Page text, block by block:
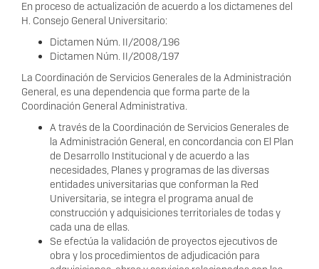
En proceso de actualización de acuerdo a los dictamenes del
H. Consejo General Universitario:
Dictamen Núm. II/2008/196
Dictamen Núm. II/2008/197
La Coordinación de Servicios Generales de la Administración
General, es una dependencia que forma parte de la
Coordinación General Administrativa.
A través de la Coordinación de Servicios Generales de
la Administración General, en concordancia con El Plan
de Desarrollo Institucional y de acuerdo a las
necesidades, Planes y programas de las diversas
entidades universitarias que conforman la Red
Universitaria, se integra el programa anual de
construcción y adquisiciones territoriales de todas y
cada una de ellas.
Se efectúa la validación de proyectos ejecutivos de
obra y los procedimientos de adjudicación para